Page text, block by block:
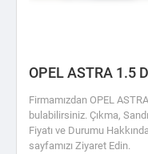
OPEL ASTRA 1.5
Firmamızdan OPEL
bulabilirsiniz. Çıkma,
Fiyatı ve Durumu
sayfamızı Ziyaret Edin.